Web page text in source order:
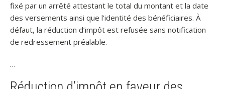
fixé par un arrêté attestant le total du montant et la date
des versements ainsi que l’identité des bénéficiaires. À
défaut, la réduction d’impôt est refusée sans notification
de redressement préalable.
…